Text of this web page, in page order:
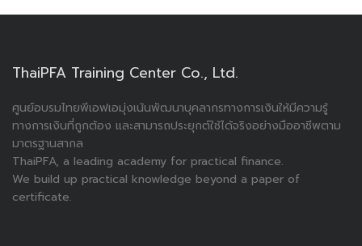
ThaiPFA Training Center Co., Ltd.
ศูนย์อบรมไทยพีเอฟเอมุ่งเน้นพัฒนาบุคลากรทางการเงินให้มีความรู้
ทางการเงินที่ถูกต้อง และสามารถประยุกต์ใช้ได้จริงอย่างมืออาชีพตาม
มาตรฐานสากล
ThaiPFA, a leading academy for practical finance.
We build up practical knowledge beyond a paper of
certificate.